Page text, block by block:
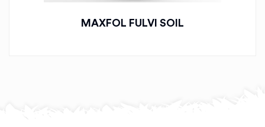
MAXFOL FULVI SOIL